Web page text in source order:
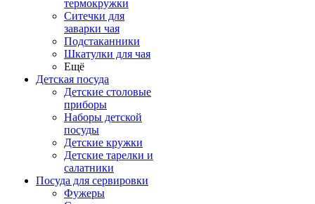
термокружки
Ситечки для
заварки чая
Подстаканники
Шкатулки для чая
Ещё
Детская посуда
Детские столовые
приборы
Наборы детской
посуды
Детские кружки
Детские тарелки и
салатники
Посуда для сервировки
Фужеры